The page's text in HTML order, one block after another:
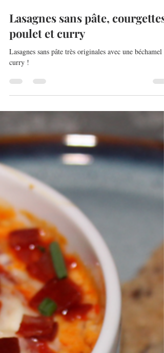
Lasagnes sans pâte, courgettes,
poulet et curry
Lasagnes sans pâte très originales avec une béchamel
curry !